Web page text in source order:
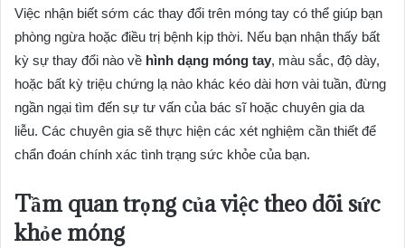
Việc nhận biết sớm các thay đổi trên móng tay có thể giúp bạn
phòng ngừa hoặc điều trị bệnh kịp thời. Nếu bạn nhận thấy bất
kỳ sự thay đổi nào về hình dạng móng tay, màu sắc, độ dày,
hoặc bất kỳ triệu chứng lạ nào khác kéo dài hơn vài tuần, đừng
ngần ngại tìm đến sự tư vấn của bác sĩ hoặc chuyên gia da
liễu. Các chuyên gia sẽ thực hiện các xét nghiệm cần thiết để
chẩn đoán chính xác tình trạng sức khỏe của bạn.
Tầm quan trọng của việc theo dõi sức
khỏe móng